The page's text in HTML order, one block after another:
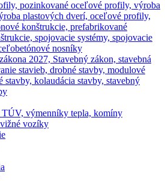
pozinkované oceľové profily, výroba
plastových dverí, oceľové profily,
konštrukcie, prefabrikované
spojovacie systémy, spojovacie
nosníky
2027, Stavebný zákon, stavebná
stavieb, drobné stavby, modulové
stavby, kolaudácia stavby, stavebný
TÚV, výmenníky tepla, komíny
vozíky